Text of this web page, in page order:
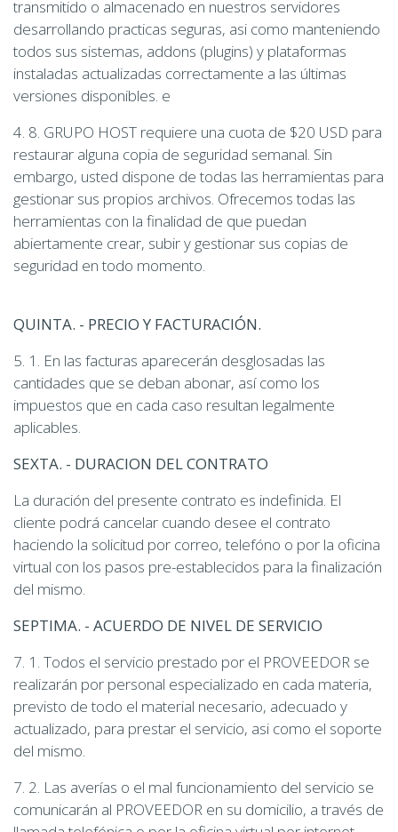
transmitido o almacenado en nuestros servidores
desarrollando practicas seguras, asi como manteniendo
todos sus sistemas, addons (plugins) y plataformas
instaladas actualizadas correctamente a las últimas
versiones disponibles. e
4. 8. GRUPO HOST requiere una cuota de $20 USD para
restaurar alguna copia de seguridad semanal. Sin
embargo, usted dispone de todas las herramientas para
gestionar sus propios archivos. Ofrecemos todas las
herramientas con la finalidad de que puedan
abiertamente crear, subir y gestionar sus copias de
seguridad en todo momento.
QUINTA. - PRECIO Y FACTURACIÓN.
5. 1. En las facturas aparecerán desglosadas las
cantidades que se deban abonar, así como los
impuestos que en cada caso resultan legalmente
aplicables.
SEXTA. - DURACION DEL CONTRATO
La duración del presente contrato es indefinida. El
cliente podrá cancelar cuando desee el contrato
haciendo la solicitud por correo, telefóno o por la oficina
virtual con los pasos pre-establecidos para la finalización
del mismo.
SEPTIMA. - ACUERDO DE NIVEL DE SERVICIO
7. 1. Todos el servicio prestado por el PROVEEDOR se
realizarán por personal especializado en cada materia,
previsto de todo el material necesario, adecuado y
actualizado, para prestar el servicio, asi como el soporte
del mismo.
7. 2. Las averías o el mal funcionamiento del servicio se
comunicarán al PROVEEDOR en su domicilio, a través de